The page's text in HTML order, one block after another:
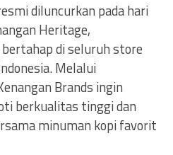
diluncurkan pada hari
Heritage,
bertahap di seluruh store
Melalui
Brands ingin
berkualitas tinggi dan
minuman kopi favorit